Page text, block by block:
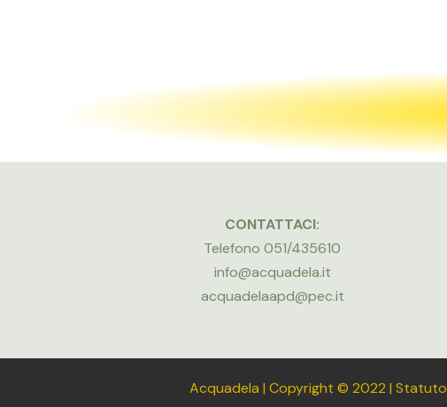
CONTATTACI:
Telefono 051/435610
info@acquadela.it
acquadelaapd@pec.it
Acquadela | Copyright © 2022 | Statuto